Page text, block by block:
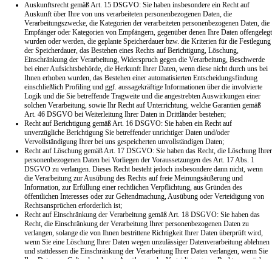
Auskunftsrecht gemäß Art. 15 DSGVO: Sie haben insbesondere ein Recht auf
Auskunft über Ihre von uns verarbeiteten personenbezogenen Daten, die
Verarbeitungszwecke, die Kategorien der verarbeiteten personenbezogenen Daten, die
Empfänger oder Kategorien von Empfängern, gegenüber denen Ihre Daten offengelegt
wurden oder werden, die geplante Speicherdauer bzw. die Kriterien für die Festlegung
der Speicherdauer, das Bestehen eines Rechts auf Berichtigung, Löschung,
Einschränkung der Verarbeitung, Widerspruch gegen die Verarbeitung, Beschwerde
bei einer Aufsichtsbehörde, die Herkunft Ihrer Daten, wenn diese nicht durch uns bei
Ihnen erhoben wurden, das Bestehen einer automatisierten Entscheidungsfindung
einschließlich Profiling und ggf. aussagekräftige Informationen über die involvierte
Logik und die Sie betreffende Tragweite und die angestrebten Auswirkungen einer
solchen Verarbeitung, sowie Ihr Recht auf Unterrichtung, welche Garantien gemäß
Art. 46 DSGVO bei Weiterleitung Ihrer Daten in Drittländer bestehen;
Recht auf Berichtigung gemäß Art. 16 DSGVO: Sie haben ein Recht auf
unverzügliche Berichtigung Sie betreffender unrichtiger Daten und/oder
Vervollständigung Ihrer bei uns gespeicherten unvollständigen Daten;
Recht auf Löschung gemäß Art. 17 DSGVO: Sie haben das Recht, die Löschung Ihrer
personenbezogenen Daten bei Vorliegen der Voraussetzungen des Art. 17 Abs. 1
DSGVO zu verlangen. Dieses Recht besteht jedoch insbesondere dann nicht, wenn
die Verarbeitung zur Ausübung des Rechts auf freie Meinungsäußerung und
Information, zur Erfüllung einer rechtlichen Verpflichtung, aus Gründen des
öffentlichen Interesses oder zur Geltendmachung, Ausübung oder Verteidigung von
Rechtsansprüchen erforderlich ist;
Recht auf Einschränkung der Verarbeitung gemäß Art. 18 DSGVO: Sie haben das
Recht, die Einschränkung der Verarbeitung Ihrer personenbezogenen Daten zu
verlangen, solange die von Ihnen bestrittene Richtigkeit Ihrer Daten überprüft wird,
wenn Sie eine Löschung Ihrer Daten wegen unzulässiger Datenverarbeitung ablehnen
und stattdessen die Einschränkung der Verarbeitung Ihrer Daten verlangen, wenn Sie